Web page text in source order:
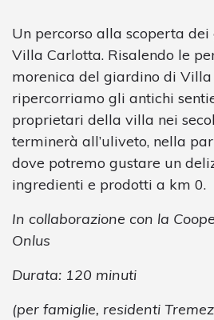
Un percorso alla scoperta
Villa Carlotta. Risalendo le
morenica del giardino di
ripercorriamo gli antichi
proprietari della villa nei
terminerà all’uliveto, nella
dove potremo gustare un
ingredienti e prodotti a km 0.
In collaborazione con la
Onlus
Durata: 120 minuti
(per famiglie, residenti